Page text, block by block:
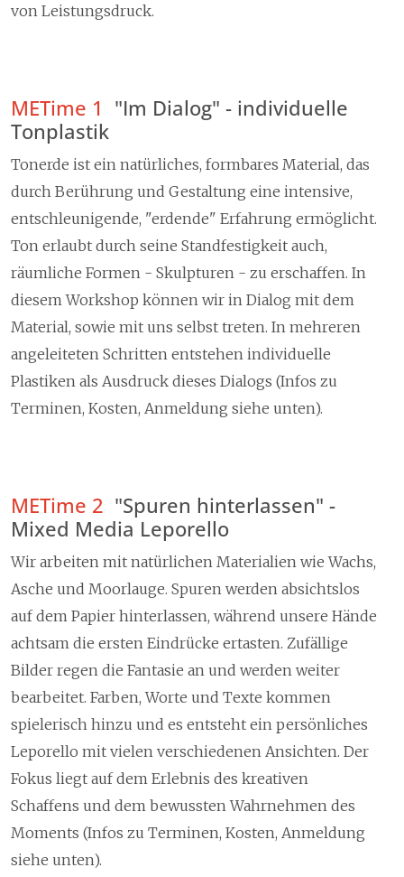
von Leistungsdruck.
METime 1 "Im Dialog" - individuelle
Tonplastik
Tonerde ist ein natürliches, formbares Material, das
durch Berührung und Gestaltung eine intensive,
entschleunigende, "erdende" Erfahrung ermöglicht.
Ton erlaubt durch seine Standfestigkeit auch,
räumliche Formen - Skulpturen - zu erschaffen. In
diesem Workshop können wir in Dialog mit dem
Material, sowie mit uns selbst treten. In mehreren
angeleiteten Schritten entstehen individuelle
Plastiken als Ausdruck dieses Dialogs (Infos zu
Terminen, Kosten, Anmeldung siehe unten).
METime 2 "Spuren hinterlassen" -
Mixed Media Leporello
Wir arbeiten mit natürlichen Materialien wie Wachs,
Asche und Moorlauge. Spuren werden absichtslos
auf dem Papier hinterlassen, während unsere Hände
achtsam die ersten Eindrücke ertasten. Zufällige
Bilder regen die Fantasie an und werden weiter
bearbeitet. Farben, Worte und Texte kommen
spielerisch hinzu und es entsteht ein persönliches
Leporello mit vielen verschiedenen Ansichten. Der
Fokus liegt auf dem Erlebnis des kreativen
Schaffens und dem bewussten Wahrnehmen des
Moments (Infos zu Terminen, Kosten, Anmeldung
siehe unten).